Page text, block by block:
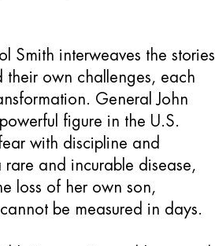
Smith interweaves the stories
own challenges, each
General John
figure in the U.S.
with discipline and
and incurable disease,
loss of her own son,
be measured in days.